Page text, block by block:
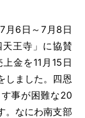
月6日～7月8日
王寺」に協賛
金を11月15日
しました。四恩
事が困難な20
。なにわ南支部